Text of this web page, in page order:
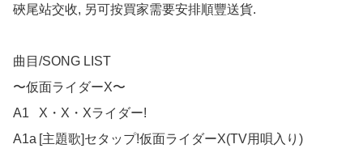
硤尾站交收, 另可按買家需要安排順豐送貨.
曲目/SONG LIST
〜仮面ライダーX〜
A1	X・X・Xライダー!
A1a	[主題歌]セタップ!仮面ライダーX(TV用唄入り)